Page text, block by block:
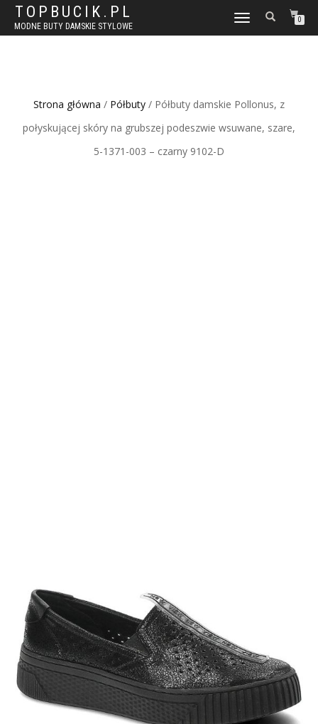
TOPBUCIK.PL
MODNE BUTY DAMSKIE STYLOWE
WŁĄCZ
NAWIGACJĘ
0
Strona główna / Półbuty / Półbuty damskie Pollonus, z
połyskującej skóry na grubszej podeszwie wsuwane, szare,
5-1371-003 – czarny 9102-D